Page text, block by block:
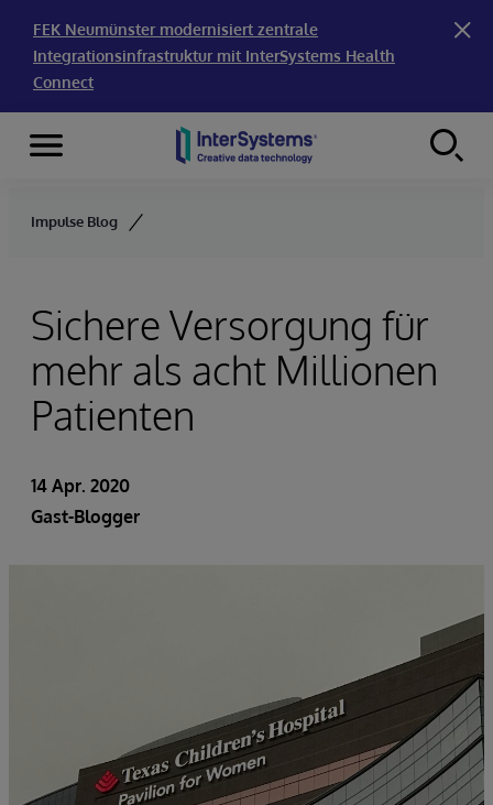
FEK Neumünster modernisiert zentrale
Integrationsinfrastruktur mit InterSystems Health
Connect
Skip to content
Menu
Impulse Blog
Sichere Versorgung für
mehr als acht Millionen
Patienten
14 Apr. 2020
Gast-Blogger